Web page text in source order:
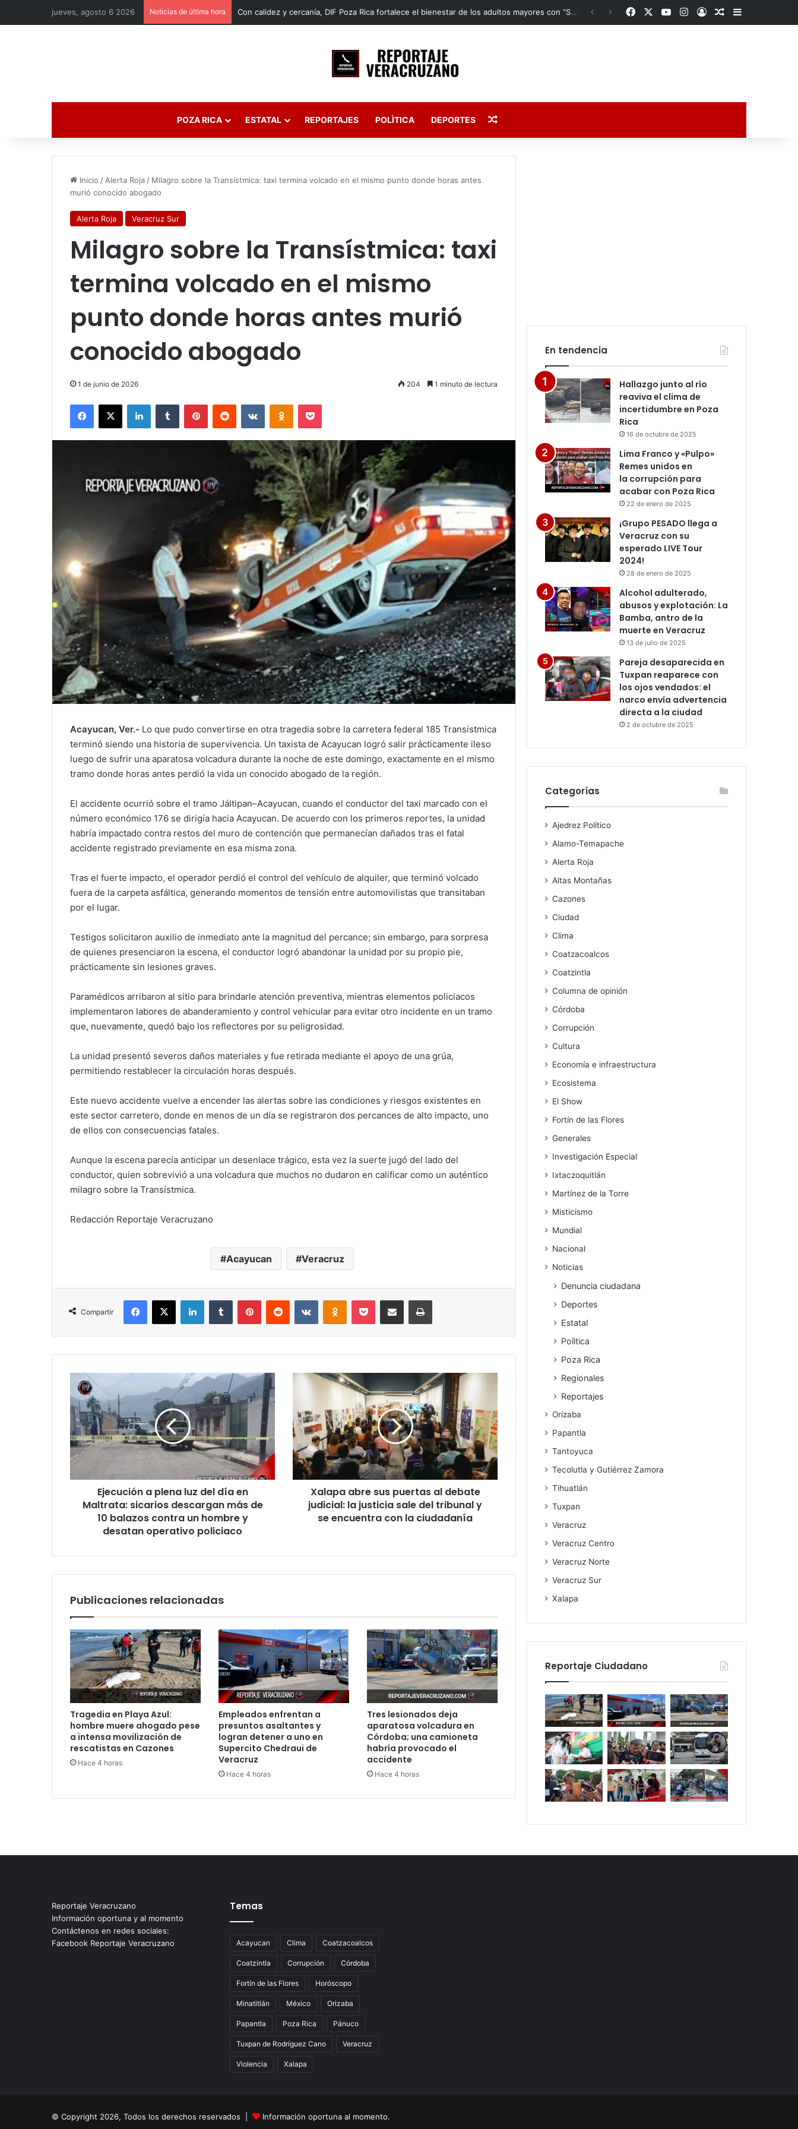
jueves, agosto 6 2026 Noticias de última hora Con calidez y cercanía, DIF Poza Rica fortalece el bienestar de los adultos mayores con “Sazón y Corazón” FacebookYouTubeInstagram
AccesoPublicación al
Barra lateral
POZA RICA ESTATAL REPORTAJES POLÌTICA DEPORTES Publicación al azar
Inicio / Alerta Roja / Milagro sobre la Transístmica: taxi termina volcado en el mismo punto donde horas antes
murió conocido abogado
Alerta Roja Veracruz Sur
Milagro sobre la Transístmica: taxi
termina volcado en el mismo
punto donde horas antes murió
conocido abogado
1 de junio de 2026 204 1 minuto de lectura
Facebook
X LinkedInTumblr PinterestReddit VKontakteOdnoklassniki
Pocket
Acayucan, Ver.- Lo que pudo convertirse en otra tragedia sobre la carretera federal 185 Transístmica
terminó siendo una historia de supervivencia. Un taxista de Acayucan logró salir prácticamente ileso
luego de sufrir una aparatosa volcadura durante la noche de este domingo, exactamente en el mismo
tramo donde horas antes perdió la vida un conocido abogado de la región.
El accidente ocurrió sobre el tramo Jáltipan–Acayucan, cuando el conductor del taxi marcado con el
número económico 176 se dirigía hacia Acayucan. De acuerdo con los primeros reportes, la unidad
habría impactado contra restos del muro de contención que permanecían dañados tras el fatal
accidente registrado previamente en esa misma zona.
Tras el fuerte impacto, el operador perdió el control del vehículo de alquiler, que terminó volcado
fuera de la carpeta asfáltica, generando momentos de tensión entre automovilistas que transitaban
por el lugar.
Testigos solicitaron auxilio de inmediato ante la magnitud del percance; sin embargo, para sorpresa
de quienes presenciaron la escena, el conductor logró abandonar la unidad por su propio pie,
prácticamente sin lesiones graves.
Paramédicos arribaron al sitio para brindarle atención preventiva, mientras elementos policiacos
implementaron labores de abanderamiento y control vehicular para evitar otro incidente en un tramo
que, nuevamente, quedó bajo los reflectores por su peligrosidad.
La unidad presentó severos daños materiales y fue retirada mediante el apoyo de una grúa,
permitiendo restablecer la circulación horas después.
Este nuevo accidente vuelve a encender las alertas sobre las condiciones y riesgos existentes en
este sector carretero, donde en menos de un día se registraron dos percances de alto impacto, uno
de ellos con consecuencias fatales.
Aunque la escena parecía anticipar un desenlace trágico, esta vez la suerte jugó del lado del
conductor, quien sobrevivió a una volcadura que muchos no dudaron en calificar como un auténtico
milagro sobre la Transístmica.
Redacción Reportaje Veracruzano
Acayucan Veracruz
Compartir
Facebook
X LinkedInTumblr PinterestReddit VKontakteOdnoklassniki
Pocket Compartir por correo electrónicoImprimir
Ejecución
plena
luz
del
día
en
sicarios
descargan
más
hombre
desatan
operativo
policiaco
Ejecución a plena luz del día en
Maltrata: sicarios descargan más de
10 balazos contra un hombre y
desatan operativo policiaco
Xalapa
puertas
al
debate
judicial:
la
justicia
tribunal
la
Xalapa abre sus puertas al debate
judicial: la justicia sale del tribunal y
se encuentra con la ciudadanía
Publicaciones relacionadas
Tragedia en Playa Azul:
hombre muere ahogado pese
a intensa movilización de
rescatistas en Cazones
Hace 4 horas
Empleados enfrentan a
presuntos asaltantes y
logran detener a uno en
Supercito Chedraui de
Veracruz
Hace 4 horas
Tres lesionados deja
aparatosa volcadura en
Córdoba; una camioneta
habría provocado el
accidente
Hace 4 horas
En tendencia
Hallazgo junto al río
reaviva el clima de
incertidumbre en Poza
Rica
16 de octubre de 2025
Lima Franco y «Pulpo»
Remes unidos en
la corrupción para
acabar con Poza Rica
22 de enero de 2025
¡Grupo PESADO llega a
Veracruz con su
esperado LIVE Tour
2024!
28 de enero de 2025
Alcohol adulterado,
abusos y explotación: La
Bamba, antro de la
muerte en Veracruz
13 de julio de 2025
Pareja desaparecida en
Tuxpan reaparece con
los ojos vendados: el
narco envía advertencia
directa a la ciudad
2 de octubre de 2025
Categorías
Ajedrez Político
Alamo-Temapache
Alerta Roja
Altas Montañas
Cazones
Ciudad
Clima
Coatzacoalcos
Coatzintla
Columna de opinión
Córdoba
Corrupción
Cultura
Economía e infraestructura
Ecosistema
El Show
Fortín de las Flores
Generales
Investigación Especial
Ixtaczoquitlán
Martínez de la Torre
Misticismo
Mundial
Nacional
Noticias
Denuncia ciudadana
Deportes
Estatal
Polìtica
Poza Rica
Regionales
Reportajes
Orizaba
Papantla
Tantoyuca
Tecolutla y Gutiérrez Zamora
Tihuatlán
Tuxpan
Veracruz
Veracruz Centro
Veracruz Norte
Veracruz Sur
Xalapa
Reportaje Ciudadano
Reportaje Veracruzano
Información oportuna y al momento
Contáctenos en redes sociales:
Facebook Reportaje Veracruzano
Temas
Acayucan Clima Coatzacoalcos
Coatzintla Corrupción Córdoba
Fortín de las Flores Horóscopo
Minatitlán México Orizaba
Papantla Poza Rica Pánuco
Tuxpan de Rodríguez Cano Veracruz
Violencia Xalapa
© Copyright 2026, Todos los derechos reservados | Información oportuna al momento.